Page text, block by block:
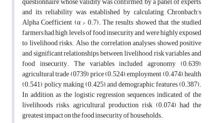
and its reliability was established by calculating Chronbach's
Alpha Coefficient (α > 0.7). The results showed that the studied
farmers had high levels of food insecurity and were highly exposed
to livelihood risks. Also, the correlation analyses showed positive
and significant relationships between livelihood risk variables and
food insecurity. The variables included agronomy (0.639),
agricultural trade (0739), price (0.524), employment (0.474), health
(0.541), policy making (0.425), and demographic features (0.387).
In addition, as the logistic regression sequences indicated, of the
livelihoods risks, agricultural production risk (0.074) had the
greatest impact on the food insecurity of households.